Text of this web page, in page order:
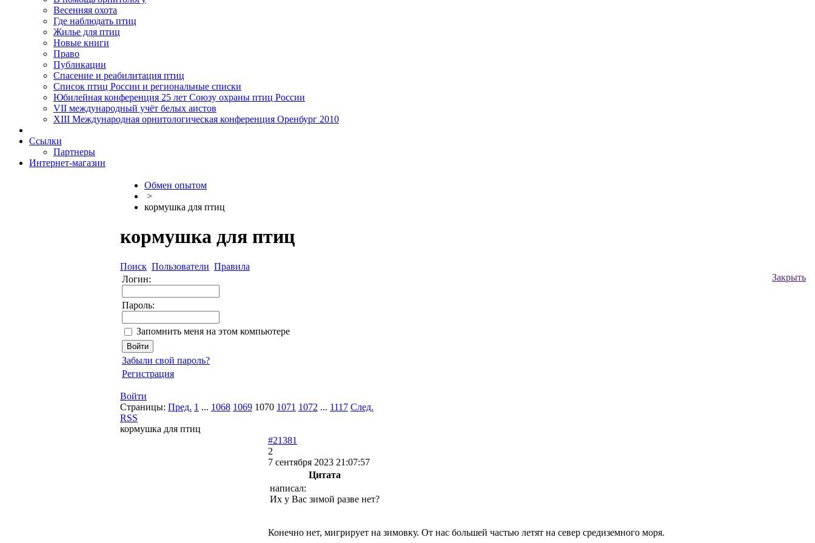
Весенняя охота
Где наблюдать птиц
Жилье для птиц
Новые книги
Право
Публикации
Спасение и реабилитация птиц
Список птиц России и региональные списки
Юбилейная конференция 25 лет Союзу охраны птиц России
VII международный учёт белых аистов
XIII Международная орнитологическая конференция Оренбург 2010
Ссылки
Партнеры
Интернет-магазин
Обмен опытом
>
кормушка для птиц
кормушка для птиц
Поиск Пользователи Правила
Закрыть
Логин:
Пароль:
Запомнить меня на этом компьютере
Забыли свой пароль?
Регистрация
Войти
Страницы: Пред. 1 ... 1068 1069 1070 1071 1072 ... 1117 След.
RSS
кормушка для птиц
#21381
2
7 сентября 2023 21:07:57
Цитата
написал:
Их у Вас зимой разве нет?
Конечно нет, мигрирует на зимовку. От нас большей частью летят на север средиземного моря.